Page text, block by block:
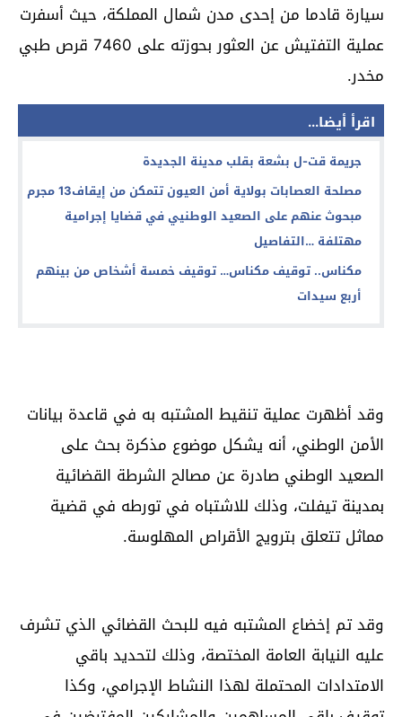
سيارة قادما من إحدى مدن شمال المملكة، حيث أسفرت
عملية التفتيش عن العثور بحوزته على 7460 قرص طبي
مخدر.
اقرأ أيضا...
جريمة قت-ل بشعة بقلب مدينة الجديدة
مصلحة العصابات بولاية أمن العيون تتمكن من إيقاف13 مجرم
مبحوث عنهم على الصعيد الوطنيي في قضايا إجرامية
مهتلفة …التفاصيل
مكناس.. توقيف مكناس… توقيف خمسة أشخاص من بينهم
أربع سيدات
وقد أظهرت عملية تنقيط المشتبه به في قاعدة بيانات
الأمن الوطني، أنه يشكل موضوع مذكرة بحث على
الصعيد الوطني صادرة عن مصالح الشرطة القضائية
بمدينة تيفلت، وذلك للاشتباه في تورطه في قضية
مماثل تتعلق بترويج الأقراص المهلوسة.
وقد تم إخضاع المشتبه فيه للبحث القضائي الذي تشرف
عليه النيابة العامة المختصة، وذلك لتحديد باقي
الامتدادات المحتملة لهذا النشاط الإجرامي، وكذا